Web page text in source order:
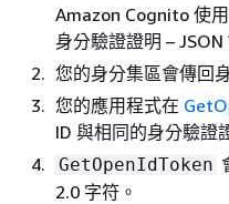
Amazon Cognito 使
身分驗證證明 –
您的身分集區會傳回
您的應用程式在
ID 與相同的身分驗證
GetOpenIdToken
2.0 字符。